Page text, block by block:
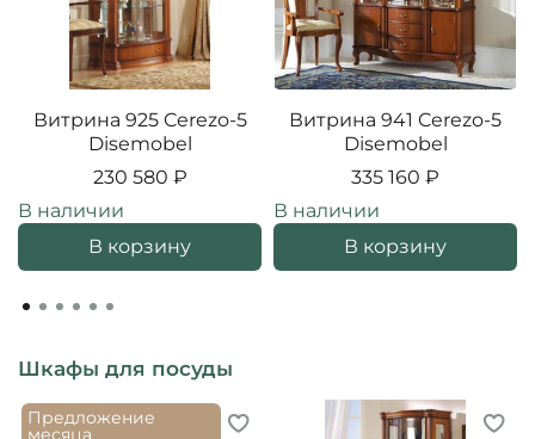
Витрина 925 Cerezo-5
Disemobel
230 580 ₽
В наличии
В корзину
Витрина 941 Cerezo-5
Disemobel
335 160 ₽
В наличии
В корзину
Шкафы для посуды
Предложение
месяца